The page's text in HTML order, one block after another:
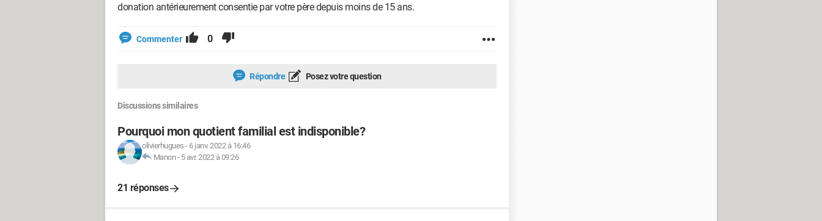
donation antérieurement consentie par votre père depuis moins de 15 ans.
Commenter 0
Répondre Posez votre question
Discussions similaires
Pourquoi mon quotient familial est indisponible?
olivierhugues - 6 janv. 2022 à 16:46
Manon- 5 avr. 2022 à 09:26
21 réponses